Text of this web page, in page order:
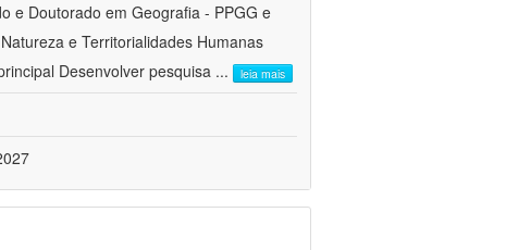
e Doutorado em Geografia - PPGG e
e Territorialidades Humanas 
Desenvolver pesquisa ... leia mais